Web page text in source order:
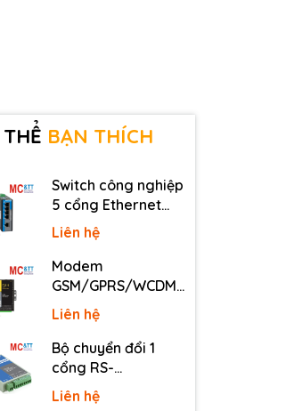
BẠN THÍCH
Switch công nghiệp
5 cổng Ethernet
3Onedata IES2105-
5T-P48
Liên hệ
Modem
GSM/GPRS/WCDMA
(3G)/LTE (4G) IP
Four-Faith F2816 V4
Liên hệ
Bộ chuyển đổi 1
cổng RS-
232/485/422 sang
quang 3onedata
Liên hệ